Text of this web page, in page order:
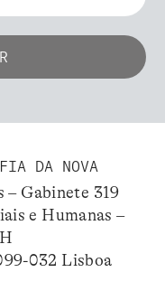
DA NOVA
Gabinete 319
e Humanas –
032 Lisboa